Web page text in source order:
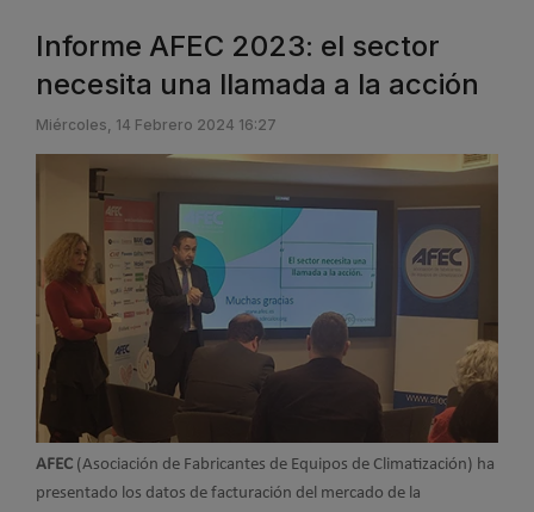
Informe AFEC 2023: el sector
necesita una llamada a la acción
Miércoles, 14 Febrero 2024 16:27
AFEC (Asociación de Fabricantes de Equipos de Climatización) ha
presentado los datos de facturación del mercado de la